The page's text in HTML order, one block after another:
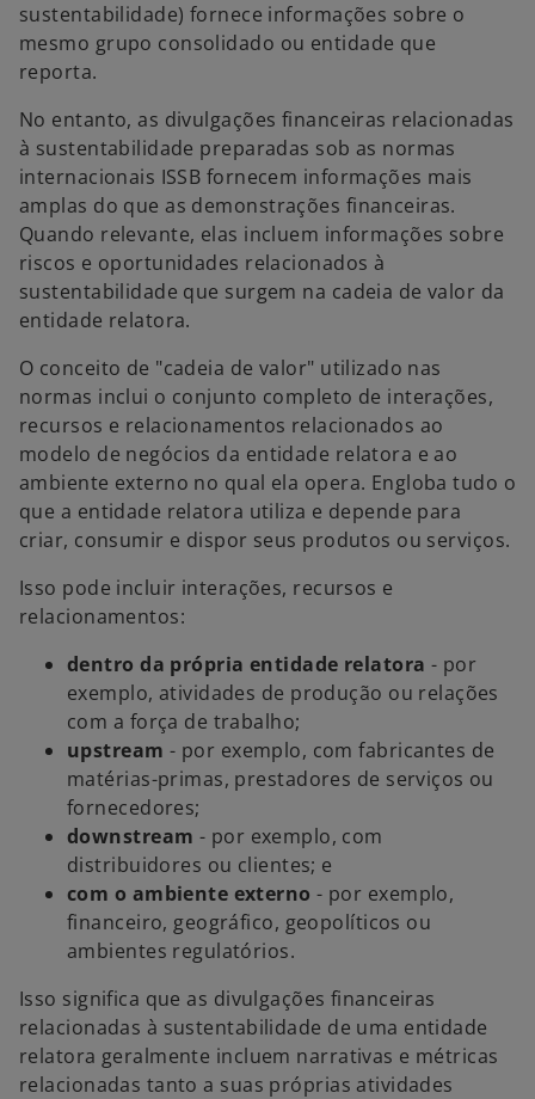
sustentabilidade) fornece informações sobre o
mesmo grupo consolidado ou entidade que
reporta.
No entanto, as divulgações financeiras relacionadas
à sustentabilidade preparadas sob as normas
internacionais ISSB fornecem informações mais
amplas do que as demonstrações financeiras.
Quando relevante, elas incluem informações sobre
riscos e oportunidades relacionados à
sustentabilidade que surgem na cadeia de valor da
entidade relatora.
O conceito de "cadeia de valor" utilizado nas
normas inclui o conjunto completo de interações,
recursos e relacionamentos relacionados ao
modelo de negócios da entidade relatora e ao
ambiente externo no qual ela opera. Engloba tudo o
que a entidade relatora utiliza e depende para
criar, consumir e dispor seus produtos ou serviços.
Isso pode incluir interações, recursos e
relacionamentos:
dentro da própria entidade relatora - por
exemplo, atividades de produção ou relações
com a força de trabalho;
upstream - por exemplo, com fabricantes de
matérias-primas, prestadores de serviços ou
fornecedores;
downstream - por exemplo, com
distribuidores ou clientes; e
com o ambiente externo- por exemplo,
financeiro, geográfico, geopolíticos ou
ambientes regulatórios.
Isso significa que as divulgações financeiras
relacionadas à sustentabilidade de uma entidade
relatora geralmente incluem narrativas e métricas
relacionadas tanto a suas próprias atividades